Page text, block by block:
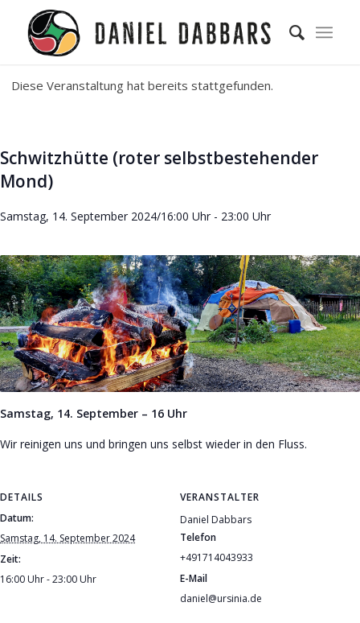
Diese Veranstaltung hat bereits stattgefunden.
Schwitzhütte (roter selbstbestehender
Mond)
Samstag, 14. September 2024/16:00 Uhr - 23:00 Uhr
Samstag, 14. September – 16 Uhr
Wir reinigen uns und bringen uns selbst wieder in den Fluss.
DETAILS
Datum:
Samstag, 14. September 2024
Zeit:
16:00 Uhr - 23:00 Uhr
VERANSTALTER
Daniel Dabbars
Telefon
+491714043933
E-Mail
daniel@ursinia.de